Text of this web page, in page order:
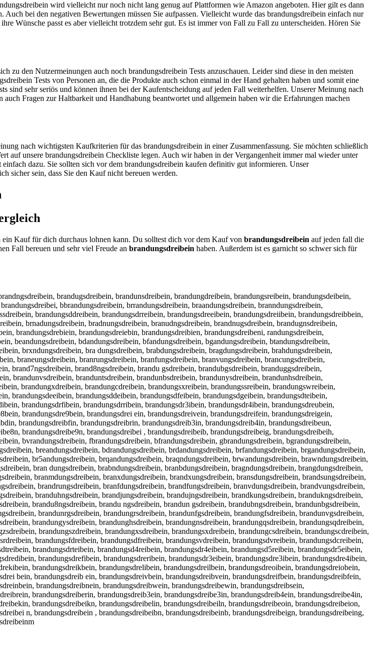
wird vielleicht nur noch nicht lang genug auf Plattformen wie Amazon angeboten. Hier gilt es dann
bei den negativen Bewertungen müssen Sie aufpassen. Vielleicht wurde das brandungsdreibein einfach nur
Wünsche passt es aber vielleicht trotzdem sehr gut. Es ist immer von Fall zu Fall zu unterscheiden. Hören Sie
den Nutzermeinungen auch noch brandungsdreibein Tests anzuschauen. Leider sind diese in den meisten
Tests von Personen an, die die Produkte auch schon einmal in der Hand gehalten haben und somit eine
sind sehr seriös und können ihnen bei der Kaufentscheidung auf jeden Fall weiterhelfen. Unserer Meinung nach
Fragen zur Haltbarkeit und Handhabung beantwortet und allgemein haben wir die Erfahrungen machen
nach wichtigsten Kaufkriterien für das brandungsdreibein in einer Zusammenfassung. Sie möchten schließlich
auf unsere brandungsdreibein Checkliste legen. Auch wir haben in der Vergangenheit immer mal wieder unter
dazu. Sie sollten sich vor dem brandungsdreibein kaufen definitiv gut informieren. Unser
sicher sein, dass Sie den Kauf nicht bereuen werden.
ein Kauf für dich durchaus lohnen kann. Du solltest dich vor dem Kauf von brandungsdreibein auf jeden fall die
Fall bereuen und sehr viel Freude an brandungsdreibein haben. Außerdem ist es garnicht so schwer sich für
brandugsdreibein, brandunsdreibein, brandungdreibein, brandungsreibein, brandungsdeibein,
bbrandungsdreibein, brrandungsdreibein, braandungsdreibein, branndungsdreibein,
brandungsddreibein, brandungsdrreibein, brandungsdreeibein, brandungsdreiibein, brandungsdreibbein,
brnadungsdreibein, bradnungsdreibein, branudngsdreibein, brandnugsdreibein, brandugnsdreibein,
brandungsdrebiein, brandungsdreiebin, brandungsdreibien, brandungsdreibeni, randungsdreibein,
beandungsdreibein, bdandungsdreibein, bfandungsdreibein, bgandungsdreibein, btandungsdreibein,
brxndungsdreibein, bra dungsdreibein, brabdungsdreibein, bragdungsdreibein, brahdungsdreibein,
braneungsdreibein, branrungsdreibein, branfungsdreibein, branvungsdreibein, brancungsdreibein,
brand7ngsdreibein, brand8ngsdreibein, brandu gsdreibein, brandubgsdreibein, branduggsdreibein,
brandunvsdreibein, branduntsdreibein, brandunbsdreibein, brandunysdreibein, brandunhsdreibein,
brandungxdreibein, brandungcdreibein, brandungsxreibein, brandungssreibein, brandungswreibein,
brandungsdeeibein, brandungsddeibein, brandungsdfeibein, brandungsdgeibein, brandungsdteibein,
brandungsdrfibein, brandungsdrribein, brandungsdr3ibein, brandungsdr4ibein, brandungsdreubein,
brandungsdre9bein, brandungsdrei ein, brandungsdreivein, brandungsdreifein, brandungsdreigein,
brandungsdreibfin, brandungsdreibrin, brandungsdreib3in, brandungsdreib4in, brandungsdreibeun,
brandungsdreibe9n, brandungsdreibei , brandungsdreibeib, brandungsdreibeig, brandungsdreibeih,
bvrandungsdreibein, fbrandungsdreibein, bfrandungsdreibein, gbrandungsdreibein, bgrandungsdreibein,
breandungsdreibein, bdrandungsdreibein, brdandungsdreibein, brfandungsdreibein, brgandungsdreibein,
br5andungsdreibein, brqandungsdreibein, braqndungsdreibein, brwandungsdreibein, brawndungsdreibein,
bran dungsdreibein, brabndungsdreibein, branbdungsdreibein, bragndungsdreibein, brangdungsdreibein,
branmdungsdreibein, branxdungsdreibein, brandxungsdreibein, bransdungsdreibein, brandsungsdreibein,
brandrungsdreibein, branfdungsdreibein, brandfungsdreibein, branvdungsdreibein, brandvungsdreibein,
branduhngsdreibein, brandjungsdreibein, brandujngsdreibein, brandkungsdreibein, brandukngsdreibein,
brandu8ngsdreibein, brandu ngsdreibein, brandun gsdreibein, brandubngsdreibein, brandunbgsdreibein,
brandunrgsdreibein, brandungrsdreibein, brandunfgsdreibein, brandungfsdreibein, brandunvgsdreibein,
brandungysdreibein, brandunghsdreibein, brandungnsdreibein, brandungqsdreibein, brandungsqdreibein,
brandungszdreibein, brandungxsdreibein, brandungsxdreibein, brandungcsdreibein, brandungscdreibein,
brandungsfdreibein, brandungsdfreibein, brandungsvdreibein, brandungsdvreibein, brandungsdcreibein,
brandungsdrteibein, brandungsd4reibein, brandungsdr4eibein, brandungsd5reibein, brandungsdr5eibein,
brandungsdrefibein, brandungsdreribein, brandungsdr3eibein, brandungsdre3ibein, brandungsdre4ibein,
brandungsdreikbein, brandungsdrelibein, brandungsdreilbein, brandungsdreoibein, brandungsdreiobein,
bein, brandungsdreib ein, brandungsdreivbein, brandungsdreibvein, brandungsdreifbein, brandungsdreibfein,
brandungsdreibnein, brandungsdreibwein, brandungsdreibewin, brandungsdreibsein,
brandungsdreiberin, brandungsdreib3ein, brandungsdreibe3in, brandungsdreib4ein, brandungsdreibe4in,
brandungsdreibeikn, brandungsdreibelin, brandungsdreibeiln, brandungsdreibeoin, brandungsdreibeion,
n, brandungsdreibein , brandungsdreibeibn, brandungsdreibeinb, brandungsdreibeign, brandungsdreibeing,